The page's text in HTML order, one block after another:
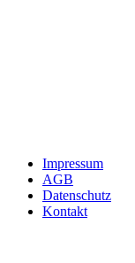
Impressum
AGB
Datenschutz
Kontakt